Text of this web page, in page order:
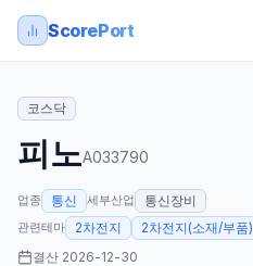
ScorePort
코스닥
피노A033790
업종 통신 세부산업 통신장비
관련테마 2차전지 2차전지(소재/부품)
결산 2026-12-30